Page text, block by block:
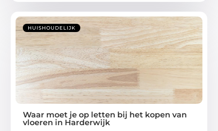
HUISHOUDELIJK
Waar moet je op letten bij het kopen van
vloeren in Harderwijk